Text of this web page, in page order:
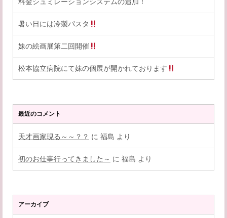
料金シュミレーションシステムの追加！
暑い日には冷製パスタ
妹の絵画展第二回開催
松本協立病院にて妹の個展が開かれております
最近のコメント
天才画家現る～～？？ に 福島 より
初のお仕事行ってきました～ に 福島 より
アーカイブ